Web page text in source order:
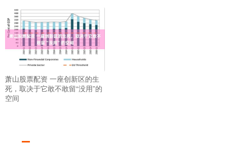
萧山股票配资 一座创新区的生
死，取决于它敢不敢留“没用”的
空间